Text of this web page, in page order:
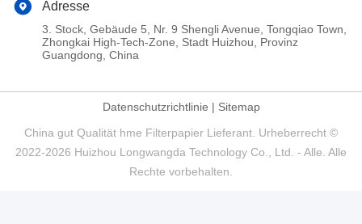
Adresse
3. Stock, Gebäude 5, Nr. 9 Shengli Avenue, Tongqiao Town,
Zhongkai High-Tech-Zone, Stadt Huizhou, Provinz
Guangdong, China
Datenschutzrichtlinie | Sitemap
China gut Qualität hme Filterpapier Lieferant. Urheberrecht ©
2022-2026 Huizhou Longwangda Technology Co., Ltd. - Alle. Alle
Rechte vorbehalten.